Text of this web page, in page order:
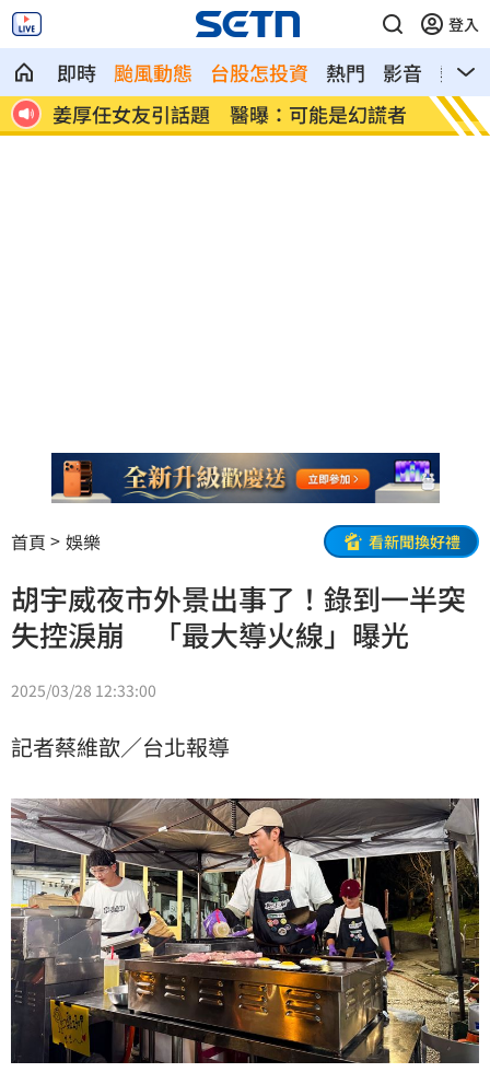
登入
即時 颱風動態 台股怎投資 熱門 影音
熱搜
除 姜厚任女友引話題 醫曝：可能是幻謊者 工程
首頁 娛樂 看新聞換好禮
胡宇威夜市外景出事了！錄到一半突
失控淚崩 「最大導火線」曝光
2025/03/28 12:33:00
記者蔡維歆／台北報導